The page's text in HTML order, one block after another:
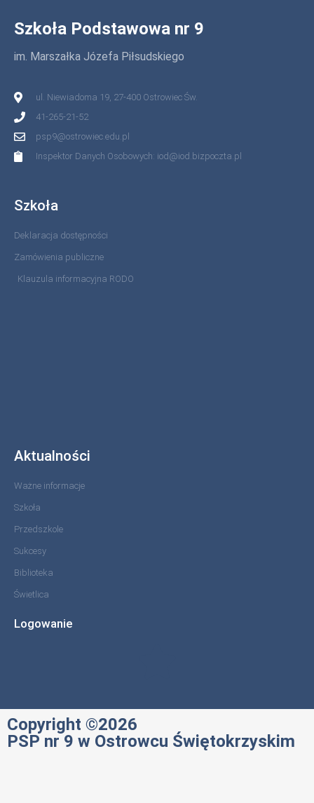
Szkoła Podstawowa nr 9
im. Marszałka Józefa Piłsudskiego
ul. Niewiadoma 19, 27-400 Ostrowiec Św.
41-265-21-52
psp9@ostrowiec.edu.pl
Inspektor Danych Osobowych: iod@iod.bizpoczta.pl
Szkoła
Deklaracja dostępności
Zamówienia publiczne
Klauzula informacyjna RODO
Aktualności
Ważne informacje
Szkoła
Przedszkole
Sukcesy
Biblioteka
Świetlica
Logowanie
Copyright ©2026
PSP nr 9 w Ostrowcu Świętokrzyskim